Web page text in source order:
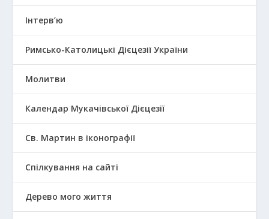
Інтерв’ю
Римсько-Католицькі Дієцезії України
Молитви
Календар Мукачівської Дієцезії
Св. Мартин в іконографії
Спілкування на сайті
Дерево мого життя